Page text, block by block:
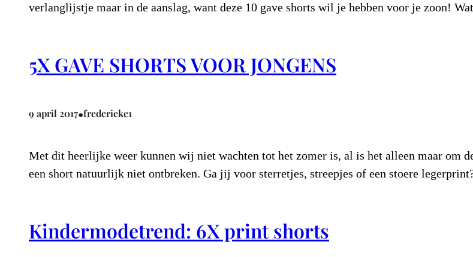
verlanglijstje maar in de aanslag, want deze 10 gave shorts wil je hebben voor je zoon!
5X GAVE SHORTS VOOR JONGENS
9 april 2017•frederieke1
Met dit heerlijke weer kunnen wij niet wachten tot het zomer is, al is het alleen maar om
een short natuurlijk niet ontbreken. Ga jij voor sterretjes, streepjes of een stoere
Kindermodetrend: 6X print shorts